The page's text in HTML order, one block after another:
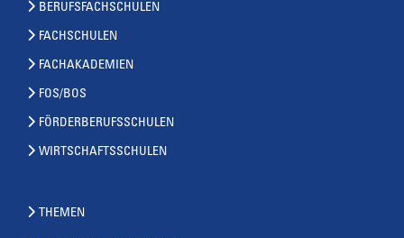
BERUFSFACHSCHULEN
FACHSCHULEN
FACHAKADEMIEN
FOS/BOS
FÖRDERBERUFSSCHULEN
WIRTSCHAFTSSCHULEN
THEMEN